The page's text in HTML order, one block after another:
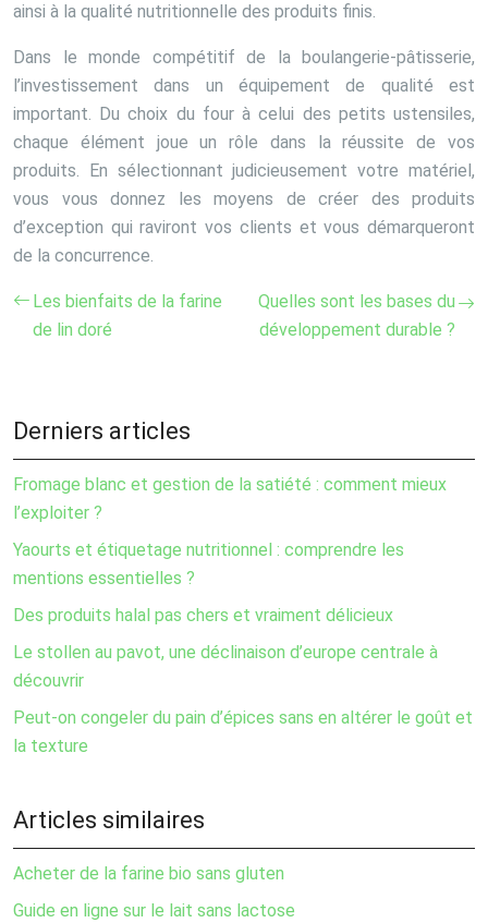
ainsi à la qualité nutritionnelle des produits finis.
Dans le monde compétitif de la boulangerie-pâtisserie,
l’investissement dans un équipement de qualité est
important. Du choix du four à celui des petits ustensiles,
chaque élément joue un rôle dans la réussite de vos
produits. En sélectionnant judicieusement votre matériel,
vous vous donnez les moyens de créer des produits
d’exception qui raviront vos clients et vous démarqueront
de la concurrence.
Les bienfaits de la farine
de lin doré
Quelles sont les bases du
développement durable ?
Derniers articles
Fromage blanc et gestion de la satiété : comment mieux
l’exploiter ?
Yaourts et étiquetage nutritionnel : comprendre les
mentions essentielles ?
Des produits halal pas chers et vraiment délicieux
Le stollen au pavot, une déclinaison d’europe centrale à
découvrir
Peut-on congeler du pain d’épices sans en altérer le goût et
la texture
Articles similaires
Acheter de la farine bio sans gluten
Guide en ligne sur le lait sans lactose